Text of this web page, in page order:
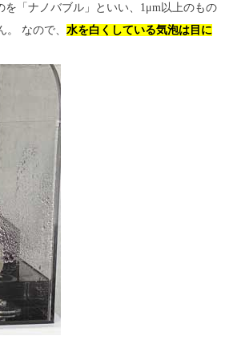
「ナノバブル」といい、1μm以上のもの
。 なので、水を白くしている気泡は目に